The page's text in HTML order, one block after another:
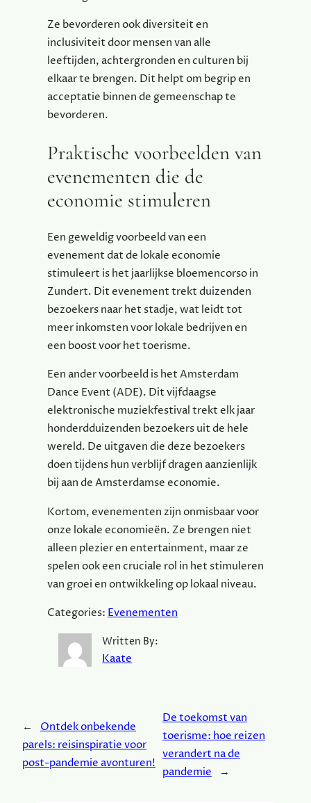
Ze bevorderen ook diversiteit en
inclusiviteit door mensen van alle
leeftijden, achtergronden en culturen bij
elkaar te brengen. Dit helpt om begrip en
acceptatie binnen de gemeenschap te
bevorderen.
Praktische voorbeelden van
evenementen die de
economie stimuleren
Een geweldig voorbeeld van een
evenement dat de lokale economie
stimuleert is het jaarlijkse bloemencorso in
Zundert. Dit evenement trekt duizenden
bezoekers naar het stadje, wat leidt tot
meer inkomsten voor lokale bedrijven en
een boost voor het toerisme.
Een ander voorbeeld is het Amsterdam
Dance Event (ADE). Dit vijfdaagse
elektronische muziekfestival trekt elk jaar
honderdduizenden bezoekers uit de hele
wereld. De uitgaven die deze bezoekers
doen tijdens hun verblijf dragen aanzienlijk
bij aan de Amsterdamse economie.
Kortom, evenementen zijn onmisbaar voor
onze lokale economieën. Ze brengen niet
alleen plezier en entertainment, maar ze
spelen ook een cruciale rol in het stimuleren
van groei en ontwikkeling op lokaal niveau.
Categories: Evenementen
Written By:
Kaate
←
Ontdek onbekende
parels: reisinspiratie voor
post-pandemie avonturen!
De toekomst van
toerisme: hoe reizen
verandert na de
pandemie
→